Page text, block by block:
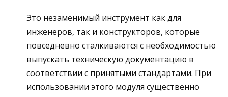
Это незаменимый инструмент как для
инженеров, так и конструкторов, которые
повседневно сталкиваются с необходимостью
выпускать техническую документацию в
соответствии с принятыми стандартами. При
использовании этого модуля существенно